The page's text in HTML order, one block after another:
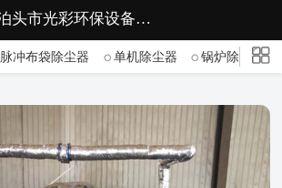
网站首页
产品展示
泊头市光彩环保设备有限公司
脉冲布袋除尘器 单机除尘器 锅炉除尘器